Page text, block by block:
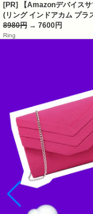
[PR] 【Amazonデバイス
(リング インドアカム プ
8980円 → 7600円
Ring